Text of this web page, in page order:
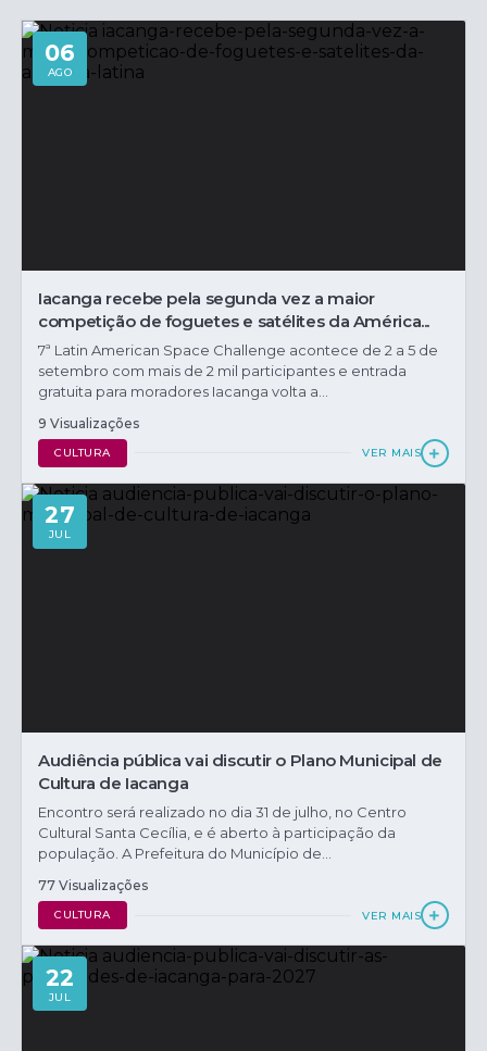
CULTURA
06
AGO
Iacanga recebe pela segunda vez a maior
competição de foguetes e satélites da América...
7ª Latin American Space Challenge acontece de 2 a 5 de
setembro com mais de 2 mil participantes e entrada
gratuita para moradores Iacanga volta a...
9 Visualizações
VER MAIS
CULTURA
27
JUL
Audiência pública vai discutir o Plano Municipal de
Cultura de Iacanga
Encontro será realizado no dia 31 de julho, no Centro
Cultural Santa Cecília, e é aberto à participação da
população. A Prefeitura do Município de...
77 Visualizações
VER MAIS
22
JUL